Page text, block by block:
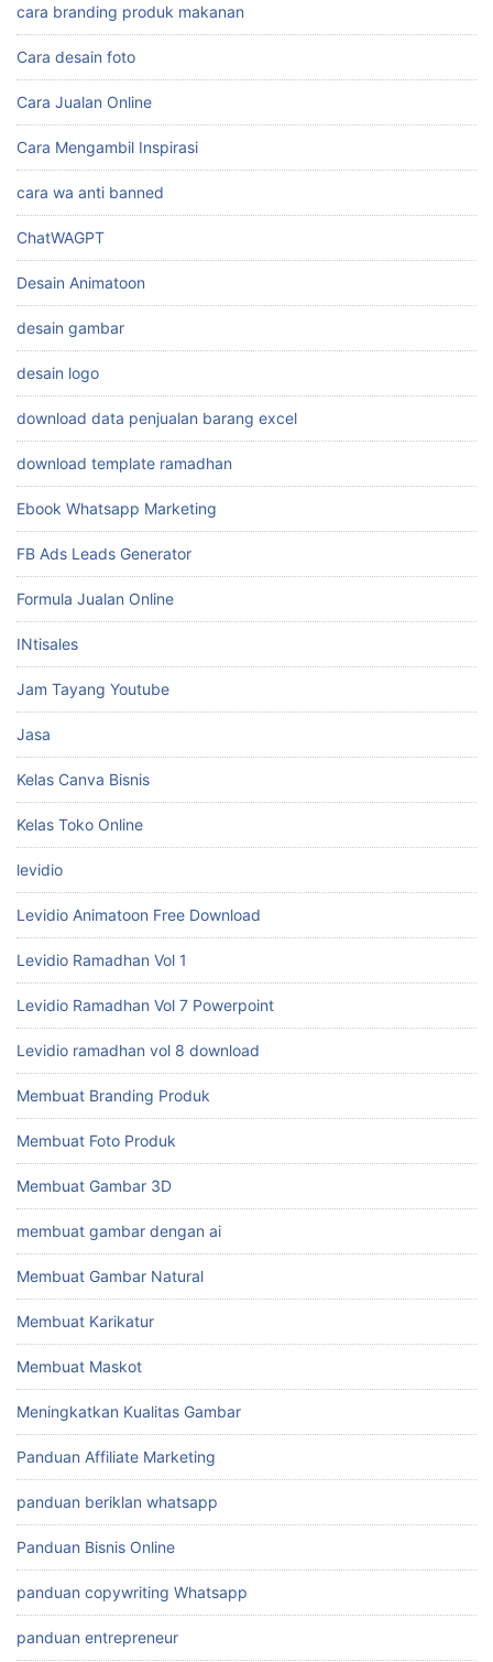
cara branding produk makanan
Cara desain foto
Cara Jualan Online
Cara Mengambil Inspirasi
cara wa anti banned
ChatWAGPT
Desain Animatoon
desain gambar
desain logo
download data penjualan barang excel
download template ramadhan
Ebook Whatsapp Marketing
FB Ads Leads Generator
Formula Jualan Online
INtisales
Jam Tayang Youtube
Jasa
Kelas Canva Bisnis
Kelas Toko Online
levidio
Levidio Animatoon Free Download
Levidio Ramadhan Vol 1
Levidio Ramadhan Vol 7 Powerpoint
Levidio ramadhan vol 8 download
Membuat Branding Produk
Membuat Foto Produk
Membuat Gambar 3D
membuat gambar dengan ai
Membuat Gambar Natural
Membuat Karikatur
Membuat Maskot
Meningkatkan Kualitas Gambar
Panduan Affiliate Marketing
panduan beriklan whatsapp
Panduan Bisnis Online
panduan copywriting Whatsapp
panduan entrepreneur